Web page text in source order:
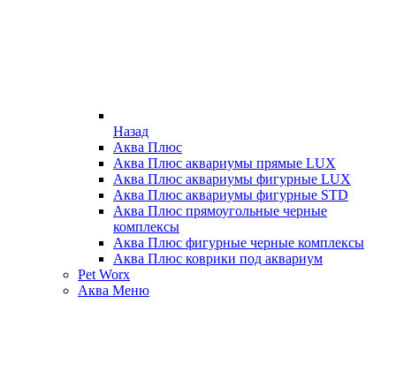
Назад
Аква Плюс
Аква Плюс аквариумы прямые LUX
Аква Плюс аквариумы фигурные LUX
Аква Плюс аквариумы фигурные STD
Аква Плюс прямоугольные черные
комплексы
Аква Плюс фигурные черные комплексы
Аква Плюс коврики под аквариум
Pet Worx
Аква Меню